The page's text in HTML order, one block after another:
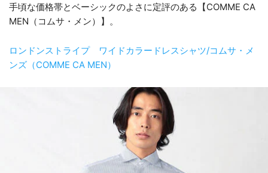
手頃な価格帯とベーシックのよさに定評のある【COMME CA
MEN（コムサ・メン）】。
ロンドンストライプ ワイドカラードレスシャツ/コムサ・メ
ンズ（COMME CA MEN）